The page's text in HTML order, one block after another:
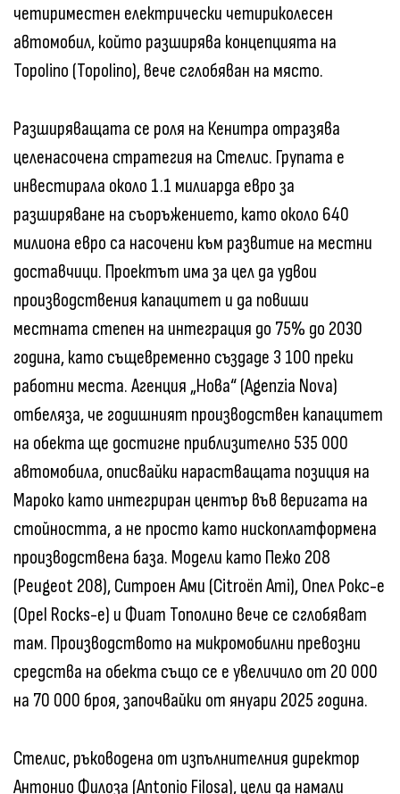
четириместен електрически четириколесен
автомобил, който разширява концепцията на
Topolino (Topolino), вече сглобяван на място.
Разширяващата се роля на Кенитра отразява
целенасочена стратегия на Стелис. Групата е
инвестирала около 1.1 милиарда евро за
разширяване на съоръжението, като около 640
милиона евро са насочени към развитие на местни
доставчици. Проектът има за цел да удвои
производствения капацитет и да повиши
местната степен на интеграция до 75% до 2030
година, като същевременно създаде 3 100 преки
работни места. Агенция „Нова“ (Agenzia Nova)
отбеляза, че годишният производствен капацитет
на обекта ще достигне приблизително 535 000
автомобила, описвайки нарастващата позиция на
Мароко като интегриран център във веригата на
стойността, а не просто като нископлатформена
производствена база. Модели като Пежо 208
(Peugeot 208), Ситроен Ами (Citroën Ami), Опел Рокс-е
(Opel Rocks-e) и Фиат Тополино вече се сглобяват
там. Производството на микромобилни превозни
средства на обекта също се е увеличило от 20 000
на 70 000 броя, започвайки от януари 2025 година.
Стелис, ръководена от изпълнителния директор
Антонио Филоза (Antonio Filosa), цели да намали